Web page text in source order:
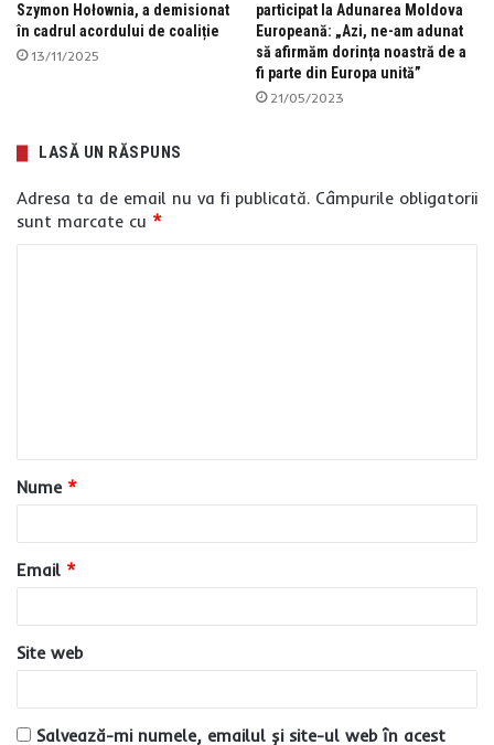
Szymon Hołownia, a demisionat
în cadrul acordului de coaliție
13/11/2025
participat la Adunarea Moldova
Europeană: „Azi, ne-am adunat
să afirmăm dorința noastră de a
fi parte din Europa unită”
21/05/2023
LASĂ UN RĂSPUNS
Adresa ta de email nu va fi publicată. Câmpurile obligatorii
sunt marcate cu *
a
r
u
*
Nume *
Email *
Site web
Salvează-mi numele, emailul și site-ul web în acest